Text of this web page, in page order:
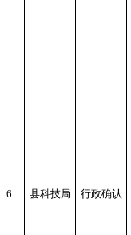
6 县科技局 行政确认